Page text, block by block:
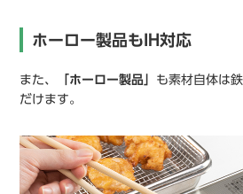
ホーロー製品もIH対応
また、 「ホーロー製品」 も素材自体は
だけます。